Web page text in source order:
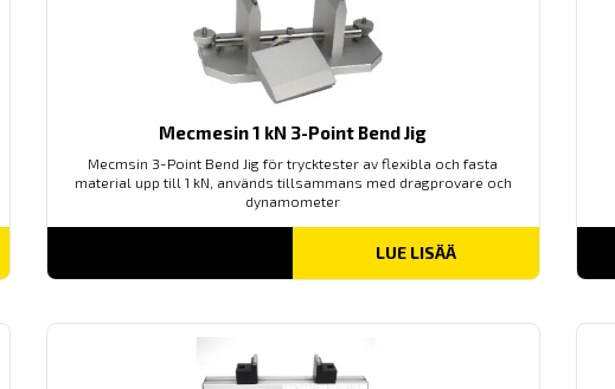
Mecmesin 1 kN 3-Point Bend Jig
Mecmsin 3-Point Bend Jig för trycktester av flexibla och fasta
material upp till 1 kN, används tillsammans med dragprovare och
dynamometer
LUE LISÄÄ